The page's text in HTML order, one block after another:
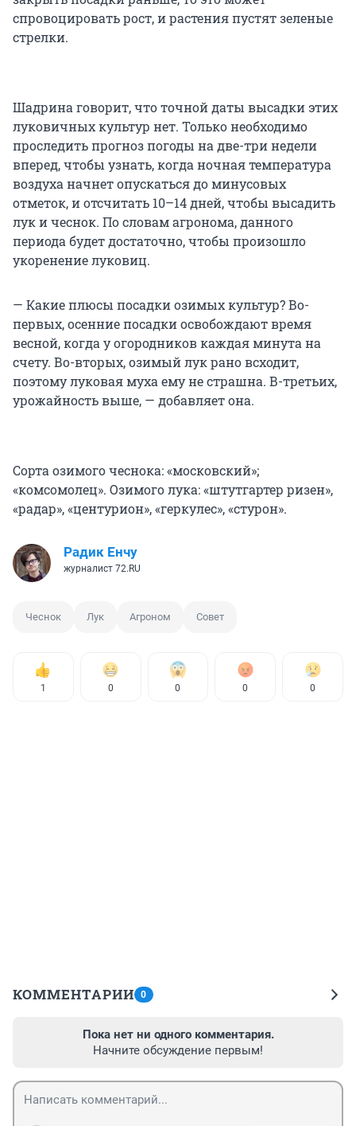
спровоцировать рост, и растения пустят зеленые
стрелки.
Шадрина говорит, что точной даты высадки этих
луковичных культур нет. Только необходимо
проследить прогноз погоды на две-три недели
вперед, чтобы узнать, когда ночная температура
воздуха начнет опускаться до минусовых
отметок, и отсчитать 10–14 дней, чтобы высадить
лук и чеснок. По словам агронома, данного
периода будет достаточно, чтобы произошло
укоренение луковиц.
— Какие плюсы посадки озимых культур? Во-
первых, осенние посадки освобождают время
весной, когда у огородников каждая минута на
счету. Во-вторых, озимый лук рано всходит,
поэтому луковая муха ему не страшна. В-третьих,
урожайность выше, — добавляет она.
Сорта озимого чеснока: «московский»;
«комсомолец». Озимого лука: «штутгартер ризен»,
«радар», «центурион», «геркулес», «стурон».
Радик Енчу
журналист 72.RU
Чеснок Лук Агроном Совет
1 0 0 0 0
КОММЕНТАРИИ 0
Пока нет ни одного комментария.
Начните обсуждение первым!